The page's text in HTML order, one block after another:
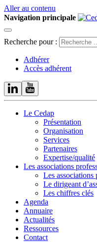
Aller au contenu
Navigation principale
Recherche pour :
Adhérer
Accès adhérent
Le Cedap
Présentation
Organisation
Services
Partenaires
Expertise/qualité
Les associations
Les associations
Le dirigeant
Les chiffres clés
Agenda
Annuaire
Actualités
Ressources
Contact